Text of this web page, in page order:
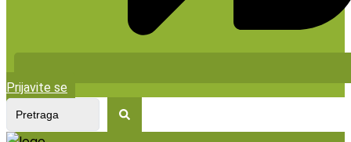
Prijavite se
Search
...